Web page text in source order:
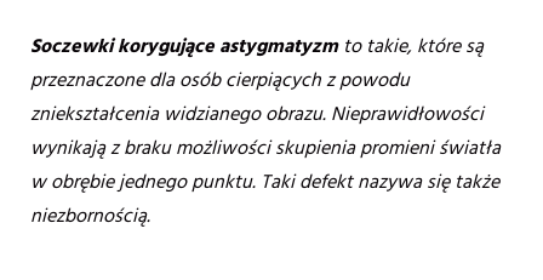
Soczewki korygujące astygmatyzmto takie, które są
przeznaczone dla osób cierpiących z powodu
zniekształcenia widzianego obrazu. Nieprawidłowości
wynikają z braku możliwości skupienia promieni światła
w obrębie jednego punktu. Taki defekt nazywa się także
niezbornością.